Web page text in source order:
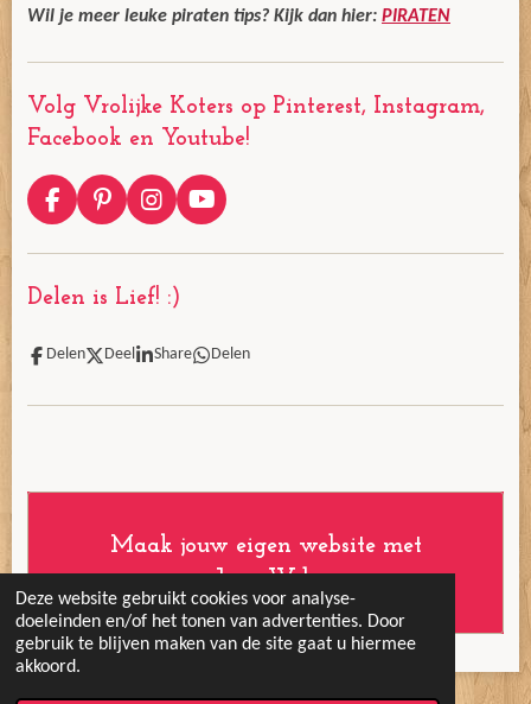
Deze website gebruikt cookies voor analyse-
doeleinden en/of het tonen van advertenties. Door
gebruik te blijven maken van de site gaat u hiermee
akkoord.
Wil je meer leuke piraten tips? Kijk dan hier: PIRATEN
Volg Vrolijke Koters op Pinterest, Instagram,
Facebook en Youtube!
F
a
c
b
o
P
i
n
e
e
s
I
n
s
a
r
a
Y
o
u
e
Delen is Lief! :)
Delen Deel Share Delen
Maak jouw eigen website met
JouwWeb